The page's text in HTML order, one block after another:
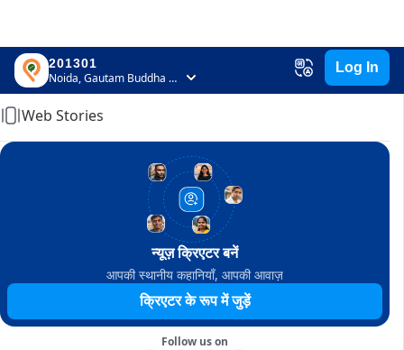
201301
Noida, Gautam Buddha Nagar, Uttar Pradesh
Log In
Home
Web Stories
न्यूज़ क्रिएटर बनें
आपकी स्थानीय कहानियाँ, आपकी आवाज़
क्रिएटर के रूप में जुड़ें
Follow us on